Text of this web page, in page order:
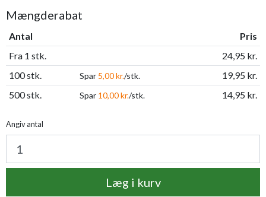
Mængderabat
Antal
Pris
Fra 1 stk.
24,95 kr.
100 stk.
Spar 5,00 kr./stk.
19,95 kr.
500 stk.
Spar 10,00 kr./stk. 14,95 kr.
Angiv antal
Læg i kurv